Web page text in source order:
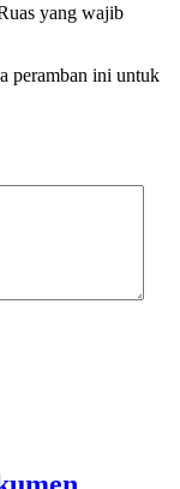
yang wajib
peramban ini untuk